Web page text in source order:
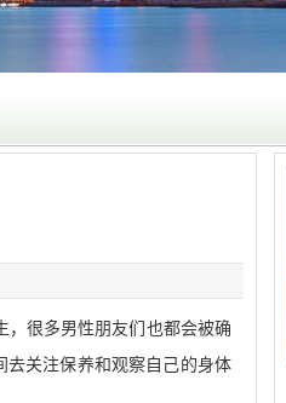
，很多男性朋友们也都会被确
去关注保养和观察自己的身体